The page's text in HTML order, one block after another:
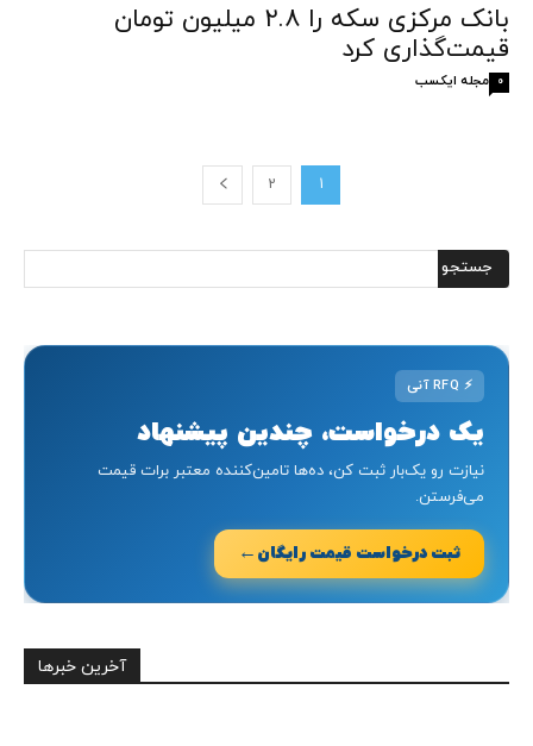
بانک مرکزی سکه را ۲.۸ میلیون تومان
قیمت‌گذاری کرد
مجله ایکسب 0
1
2
⚡
یک درخواست، چندین پیشنهاد
نیازت رو یک‌بار ثبت کن، ده‌ها تامین‌کننده معتبر برات قیمت
می‌فرستن.
ثبت درخواست قیمت رایگان ←
آخرین خبرها